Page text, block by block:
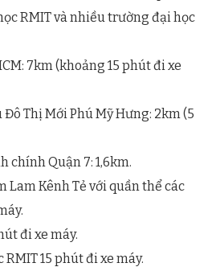
RMIT và nhiều trường đại học
7km (khoảng 15 phút đi xe
Thị Mới Phú Mỹ Hưng: 2km (5
chính Quận 7: 1,6km.
Lam Kênh Tẻ với quần thể các
đi xe máy.
15 phút đi xe máy.